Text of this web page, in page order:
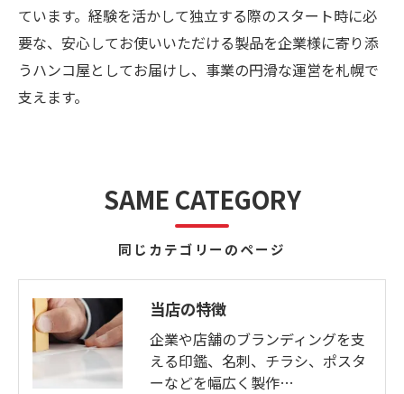
ています。経験を活かして独立する際のスタート時に必
要な、安心してお使いいただける製品を企業様に寄り添
うハンコ屋としてお届けし、事業の円滑な運営を札幌で
支えます。
同じカテゴリーのページ
SAME CATEGORY
当店の特徴
企業や店舗のブランディングを支
える印鑑、名刺、チラシ、ポスタ
ーなどを幅広く製作…